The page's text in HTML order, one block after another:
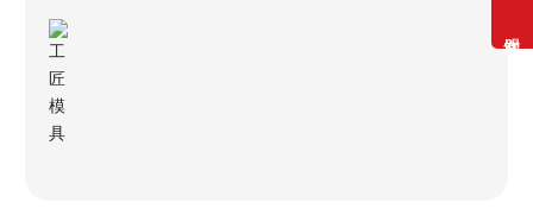
分工，完成高质量的模具设计、加工